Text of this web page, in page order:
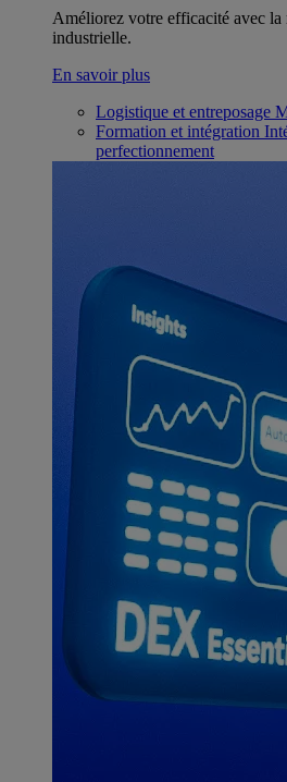
Améliorez votre efficacité avec la
industrielle.
En savoir plus
Logistique et entreposage
Formation et intégration
perfectionnement